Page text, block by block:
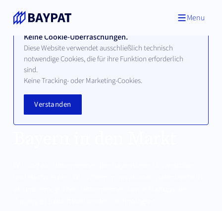
Keine Cookie-Überraschungen.
Diese Website verwendet ausschließlich technisch
notwendige Cookies, die für ihre Funktion erforderlich
sind.
Keine Tracking- oder Marketing-Cookies.
Verstanden
Menu
INNOVATIONEN SICHERN ZUKUNFT
Wir bringen
Innovationen aus